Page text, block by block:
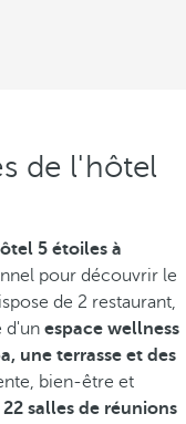
de l'hôtel
5 étoiles à
pour découvrir le
de 2 restaurant,
d'un espace wellness
une terrasse et des
bien-être et
22 salles de réunions